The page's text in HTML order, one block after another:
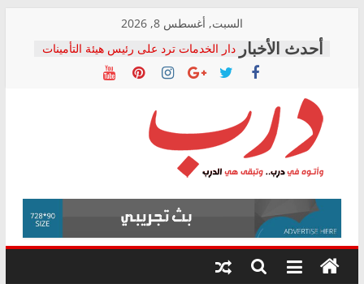
content
السبت, أغسطس 8, 2026
دار الخدمات ترد على رئيس هيئة التأمينات
بعد مؤتمره الصحفي: إنكار الأزمة لا ينهي
معاناة أصحاب المعاشات.. ونطالب بكشف
فرحات سليمان يكتب: القطاع الصحي إلى
أين؟
حزب التحالف الشعبي يطلق لجنة “الحق
في الصحة” بالإسكندرية لرصد الانتهاكات
ودعم المرضى
الوزاري لمدينة الصحفيين.. وانتهاء أعمال
إنشاء المبنى الإداري
المجلس القومي لحقوق الإنسان يعلن
متابعة قضية الدكتور محمد زهران.. ويؤكد:
قرينة البراءة وضمانات المحاكمة العادلة
درب
وأتوه
درب..
وتبقى
هي